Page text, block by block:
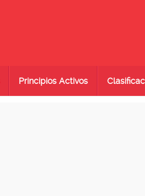
Principios Activos